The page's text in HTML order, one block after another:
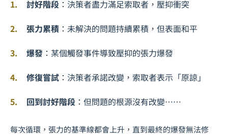
討好階段 ：決策者盡力滿足索取者，壓抑衝突
張力累積 ：未解決的問題持續累積，但表面和平
爆發 ：某個觸發事件導致壓抑的張力爆發
修復嘗試 ：決策者承諾改變，索取者表示「原諒」
回到討好階段 ：但問題的根源沒有改變……
每次循環，張力的基準線都會上升，直到最終的爆發無法修